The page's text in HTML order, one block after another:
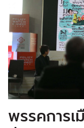
พรรคการเ